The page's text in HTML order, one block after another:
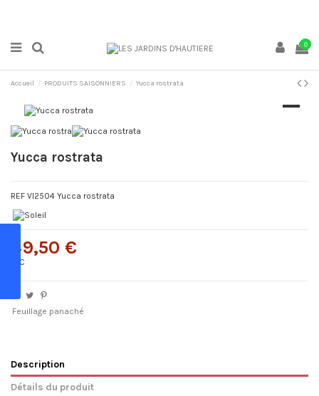
0
Accueil PRODUITS SAISONNIERS Yucca rostrata
Yucca rostrata
REF VI2504 Yucca rostrata
49,50 €
TTC
Feuillage panaché
Description
Détails du produit